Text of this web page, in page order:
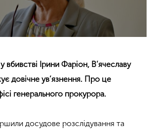
Ірини Фаріон, В’ячеславу
довічне ув’язнення. Про це
генерального прокурора.
досудове розслідування та